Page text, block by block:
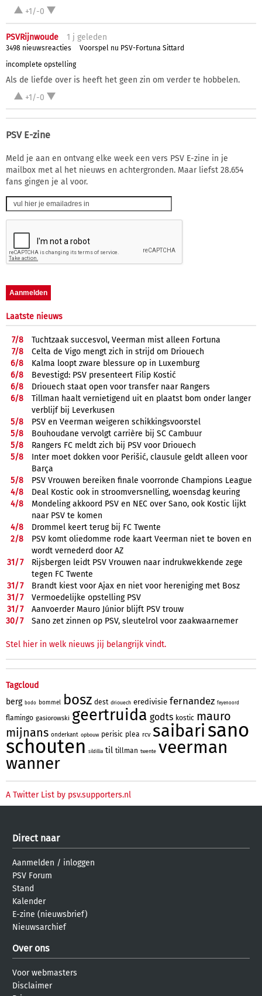
+1/-0
PSVRijnwoude 1 j geleden
3498 nieuwsreacties
Voorspel nu PSV-Fortuna Sittard
incomplete opstelling
Als de liefde over is heeft het geen zin om verder te hobbelen.
+1/-0
PSV E-zine
Meld je aan en ontvang elke week een vers PSV E-zine in je
mailbox met al het nieuws en achtergronden. Maar liefst 28.654
fans gingen je al voor.
Laatste nieuws
7/8
Tuchtzaak succesvol, Veerman mist alleen Fortuna
7/8
Celta de Vigo mengt zich in strijd om Driouech
6/8
Kalma loopt zware blessure op in Luxemburg
6/8
Bevestigd: PSV presenteert Filip Kostić
6/8
Driouech staat open voor transfer naar Rangers
6/8
Tillman haalt vernietigend uit en plaatst bom onder langer
verblijf bij Leverkusen
5/8
PSV en Veerman weigeren schikkingsvoorstel
5/8
Bouhoudane vervolgt carrière bij SC Cambuur
5/8
Rangers FC meldt zich bij PSV voor Driouech
5/8
Inter moet dokken voor Perišić, clausule geldt alleen voor
Barça
5/8
PSV Vrouwen bereiken finale voorronde Champions League
4/8
Deal Kostic ook in stroomversnelling, woensdag keuring
4/8
Mondeling akkoord PSV en NEC over Sano, ook Kostic lijkt
naar PSV te komen
4/8
Drommel keert terug bij FC Twente
2/8
PSV komt oliedomme rode kaart Veerman niet te boven en
wordt vernederd door AZ
31/7
Rijsbergen leidt PSV Vrouwen naar indrukwekkende zege
tegen FC Twente
31/7
Brandt kiest voor Ajax en niet voor hereniging met Bosz
31/7
Vermoedelijke opstelling PSV
31/7
Aanvoerder Mauro Júnior blijft PSV trouw
30/7 Sano zet zinnen op PSV, sleutelrol voor zaakwaarnemer
Stel hier in welk nieuws jij belangrijk vindt.
Tagcloud
berg bodo bommel bosz dest driouech eredivisie fernandez feyenoord
flamingo gasiorowski geertruida godts kostic mauro
mijnans onderkant opbouw perisic plea rcv saibari sano
schouten sildillia til tillman twente veerman
wanner
A Twitter List by psv.supporters.nl
Direct naar
Aanmelden / inloggen
PSV Forum
Stand
Kalender
E-zine (nieuwsbrief)
Nieuwsarchief
Over ons
Voor webmasters
Disclaimer